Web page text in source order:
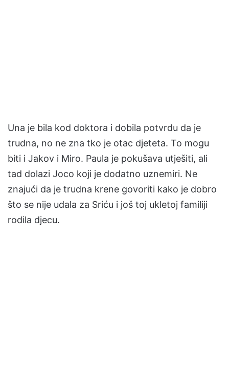
Una je bila kod doktora i dobila potvrdu da je
trudna, no ne zna tko je otac djeteta. To mogu
biti i Jakov i Miro. Paula je pokušava utješiti, ali
tad dolazi Joco koji je dodatno uznemiri. Ne
znajući da je trudna krene govoriti kako je dobro
što se nije udala za Sriću i još toj ukletoj familiji
rodila djecu.